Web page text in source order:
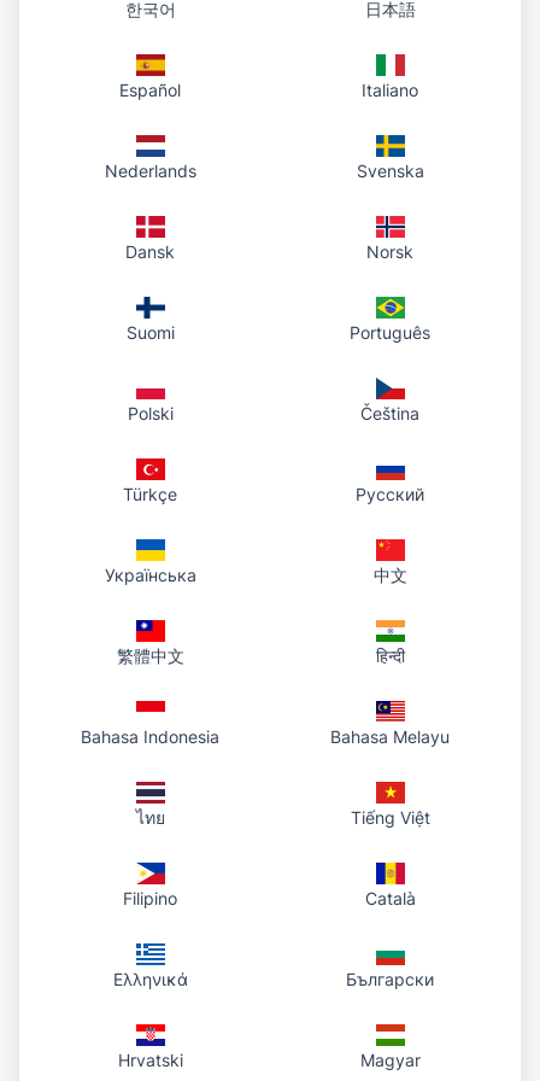
Choisissez un fichier, envoyez-le et copiez votre lien
— si besoin, ouvrez le tableau de bord du compte
pour copier à nouveau ou télécharger l’original.
Formats pris en charge : PDF, Word (.doc, .docx),
PowerPoint (.ppt, .pptx), Excel (.xls, .xlsx).
terminé, nous affichons un lien HTTPS prêt à
copier.
un document — les destinataires l’ouvrent dans le
navigateur.
Les fichiers restent dans votre compte ; si besoin,
ouvrez le tableau de bord du compte pour copier
PDF uniquement ? Utilisez aussi la page « PDF
vers URL » pour un parcours plus court.
Supprimez dans le tableau de bord du compte les fichiers dont
vous n’avez plus besoin ; le lien cesse ensuite de fonctionner.
한국어 日本語
Español Italiano
Nederlands Svenska
Dansk Norsk
Suomi Português
Polski Čeština
Türkçe Русский
Українська 中文
繁體中文 हिन्दी
Bahasa Indonesia Bahasa Melayu
ไทย Tiếng Việt
Filipino Català
Ελληνικά Български
Hrvatski Magyar